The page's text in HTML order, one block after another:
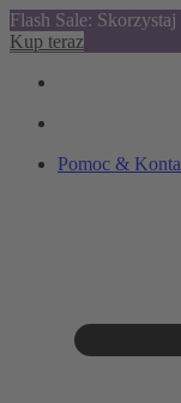
Flash Sale:
Kup teraz
Pomoc &